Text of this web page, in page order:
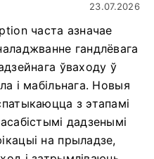
23.07.2026
часта азначае
гандлёвага
ўваходу ў
і мабільнага. Новыя
з этапамі
дадзенымі
на прыладзе,